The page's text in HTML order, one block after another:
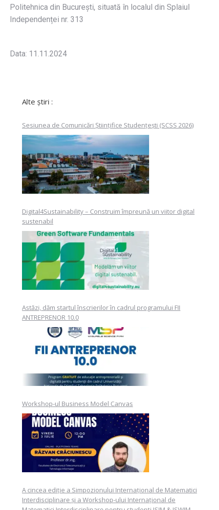
Politehnica din București, situată în localul din Splaiul
Independenței nr. 313
Data: 11.11.2024
Alte știri :
Sesiunea de Comunicări Științifice Studențești (SCSS 2026)
Digital4Sustainability – Construim împreună un viitor digital
sustenabil
Astăzi, dăm startul înscrierilor în cadrul programului FII
ANTREPRENOR 10.0
Workshop-ul Business Model Canvas
A cincea ediție a Simpozionului Internațional de Matematici
Interdisciplinare și a Workshop-ului Internațional de